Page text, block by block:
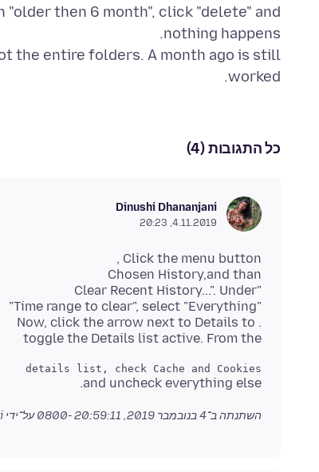
then 6 month", click "delete" and
the entire folders. A month ago is still
worked.
כל התגובות (4)
Dinushi Dhananjani
4.11.2019, 20:23
toggle the Details list active. From the
details list, check Cache and Cookies
and uncheck everything else.
השתנתה ב־4 בנובמבר 2019, 20:59:11 -0800 על־ידי Dinushi Dhananjani